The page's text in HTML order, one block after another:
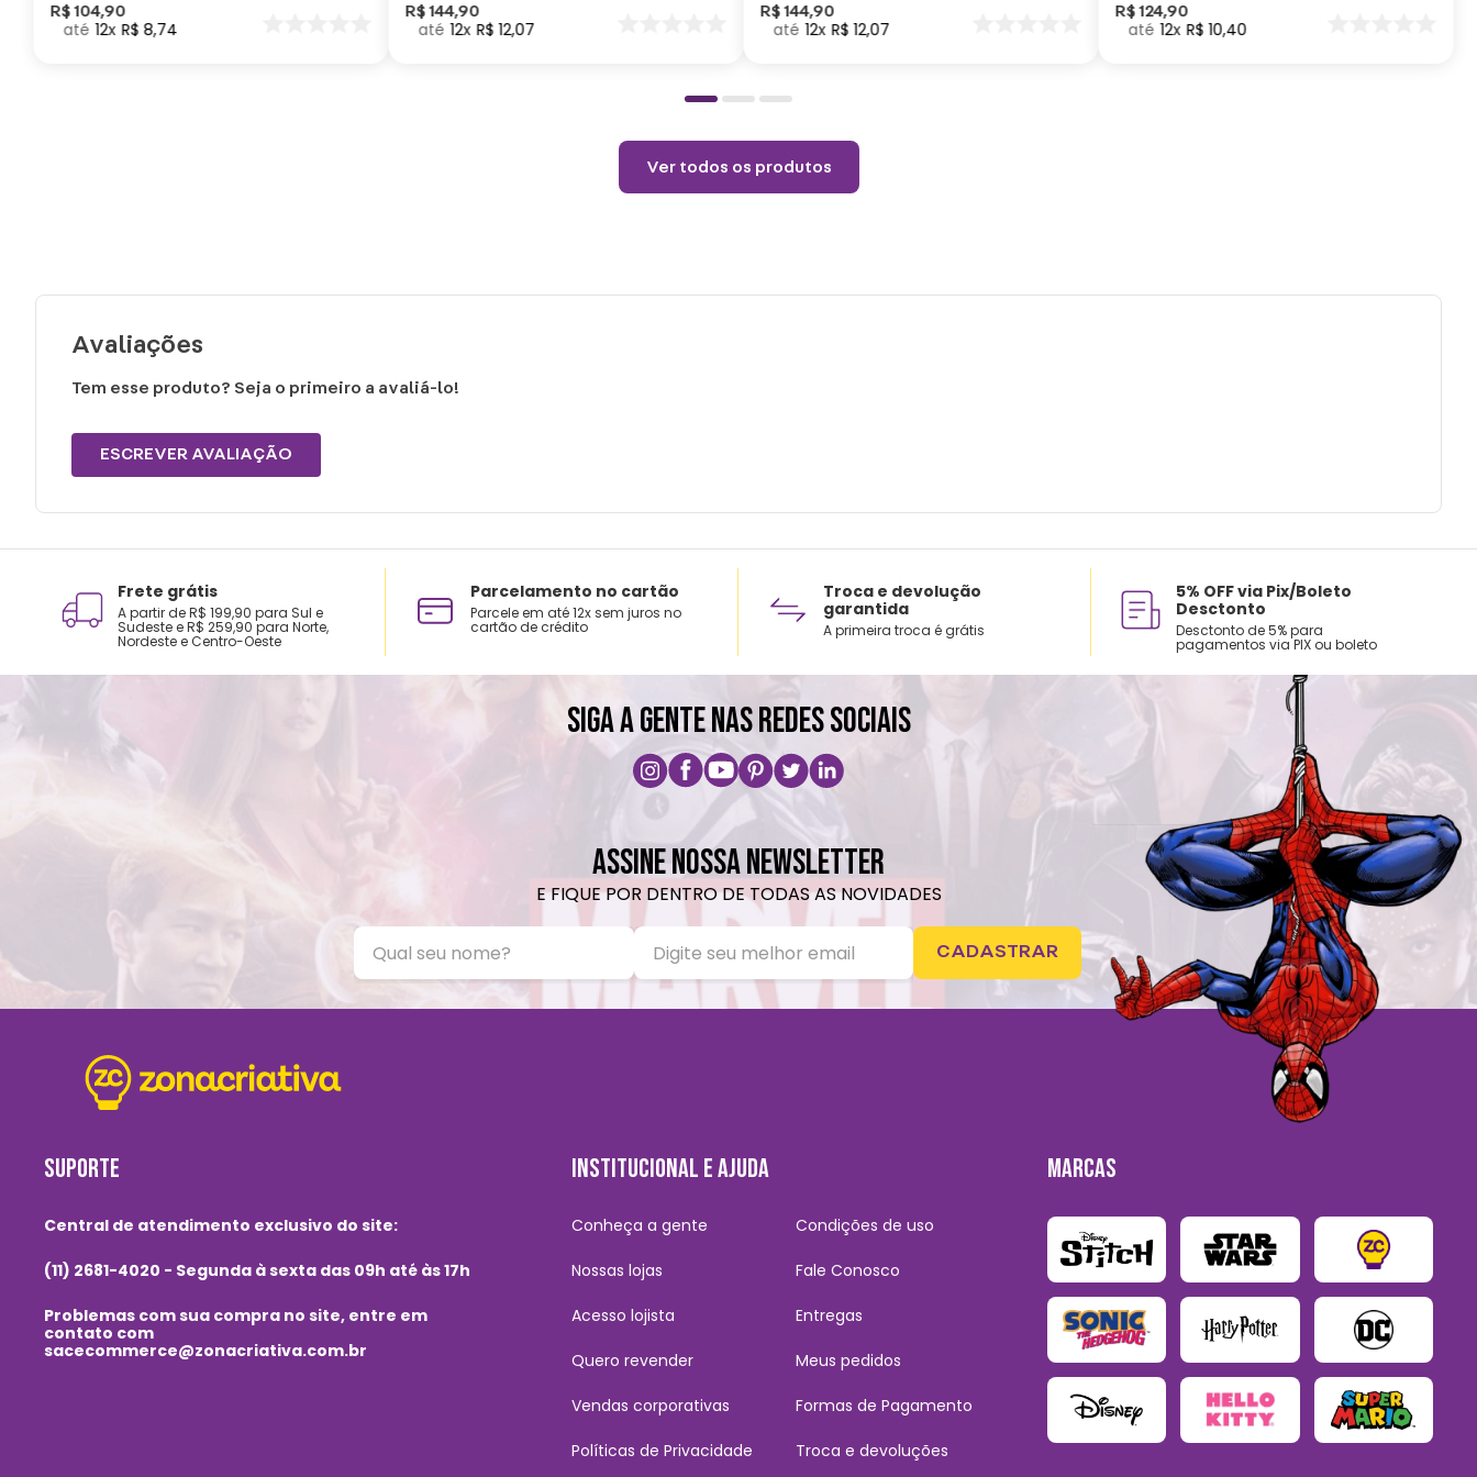
R$ 104,90
12 R$ 8,74
Como Treinar
seu Dragão
R$ 144,90
12 R$ 12,07
R$ 144,90
12 R$ 12,07
R$ 124,90
12 R$ 10,40
Ver todos os produtos
Avaliações
Tem esse produto? Seja o primeiro a avaliá-lo!
ESCREVER AVALIAÇÃO
Frete grátis
A partir de R$ 199,90 para Sul e
Sudeste e R$ 259,90 para Norte,
Nordeste e Centro-Oeste
Parcelamento no cartão
Parcele em até 12x sem juros no
cartão de crédito
Troca e devolução
garantida
A primeira troca é grátis
5% OFF via Pix/Boleto
Desctonto
Desctonto de 5% para
pagamentos via PIX ou boleto
SIGA A GENTE NAS REDES SOCIAIS
ASSINE NOSSA NEWSLETTER
E FIQUE POR DENTRO DE TODAS AS NOVIDADES
CADASTRAR
SUPORTE
Central de atendimento exclusivo do site:
(11) 2681-4020 - Segunda à sexta das 09h até às 17h
Problemas com sua compra no site, entre em
contato com
sacecommerce@zonacriativa.com.br
INSTITUCIONAL E AJUDA
Conheça a gente
Nossas lojas
Acesso lojista
Quero revender
Vendas corporativas
Políticas de Privacidade
Condições de uso
Fale Conosco
Entregas
Meus pedidos
Formas de Pagamento
Troca e devoluções
MARCAS